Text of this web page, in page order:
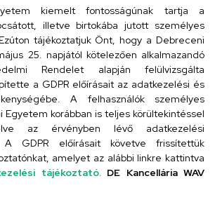
alt.unideb.hu
Kossuth utca 33.
telefonkönyv
kiemelt fontosságúnak tartja a
illetve birtokába jutott személyes
tájékoztatjuk Önt, hogy a Debreceni
25. napjától kötelezően alkalmazandó
Rendelet alapján felülvizsgálta
a GDPR előírásait az adatkezelési és
A felhasználók személyes
Egyetem korábban is teljes körültekintéssel
az érvényben lévő adatkezelési
A GDPR előírásait követve frissítettük
amelyet az alábbi linkre kattintva
tájékoztató. DE Kancellária WAV